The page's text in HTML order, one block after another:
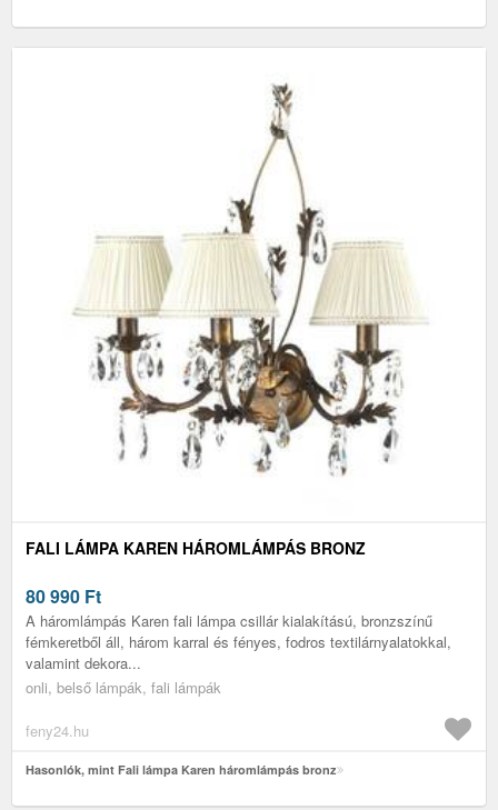
FALI LÁMPA KAREN HÁROMLÁMPÁS BRONZ
80 990 Ft
A háromlámpás Karen fali lámpa csillár kialakítású, bronzszínű
fémkeretből áll, három karral és fényes, fodros textilárnyalatokkal,
valamint dekora...
onli, belső lámpák, fali lámpák
feny24.hu
Hasonlók, mint Fali lámpa Karen háromlámpás bronz